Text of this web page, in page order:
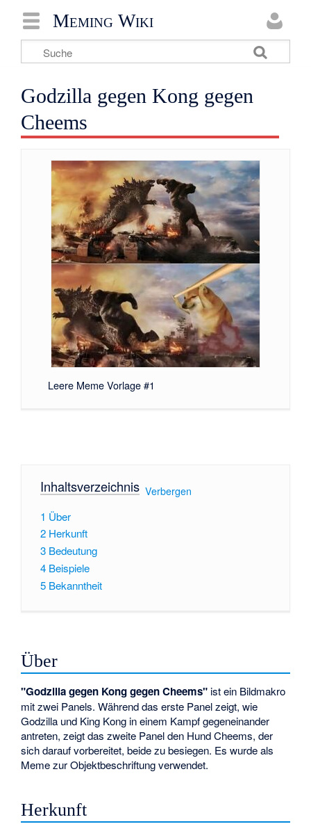
Meming Wiki
Godzilla gegen Kong gegen
Cheems
Leere Meme Vorlage #1
Inhaltsverzeichnis[ Verbergen
1 Über
2 Herkunft
3 Bedeutung
4 Beispiele
5 Bekanntheit
Über
"Godzilla gegen Kong gegen Cheems" ist ein Bildmakro
mit zwei Panels. Während das erste Panel zeigt, wie
Godzilla und King Kong in einem Kampf gegeneinander
antreten, zeigt das zweite Panel den Hund Cheems, der
sich darauf vorbereitet, beide zu besiegen. Es wurde als
Meme zur Objektbeschriftung verwendet.
Herkunft